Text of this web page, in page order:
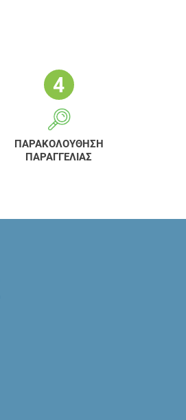
ΠΑΡΑΚΟΛΟΥΘΗΣΗ
ΠΑΡΑΓΓΕΛΙΑΣ